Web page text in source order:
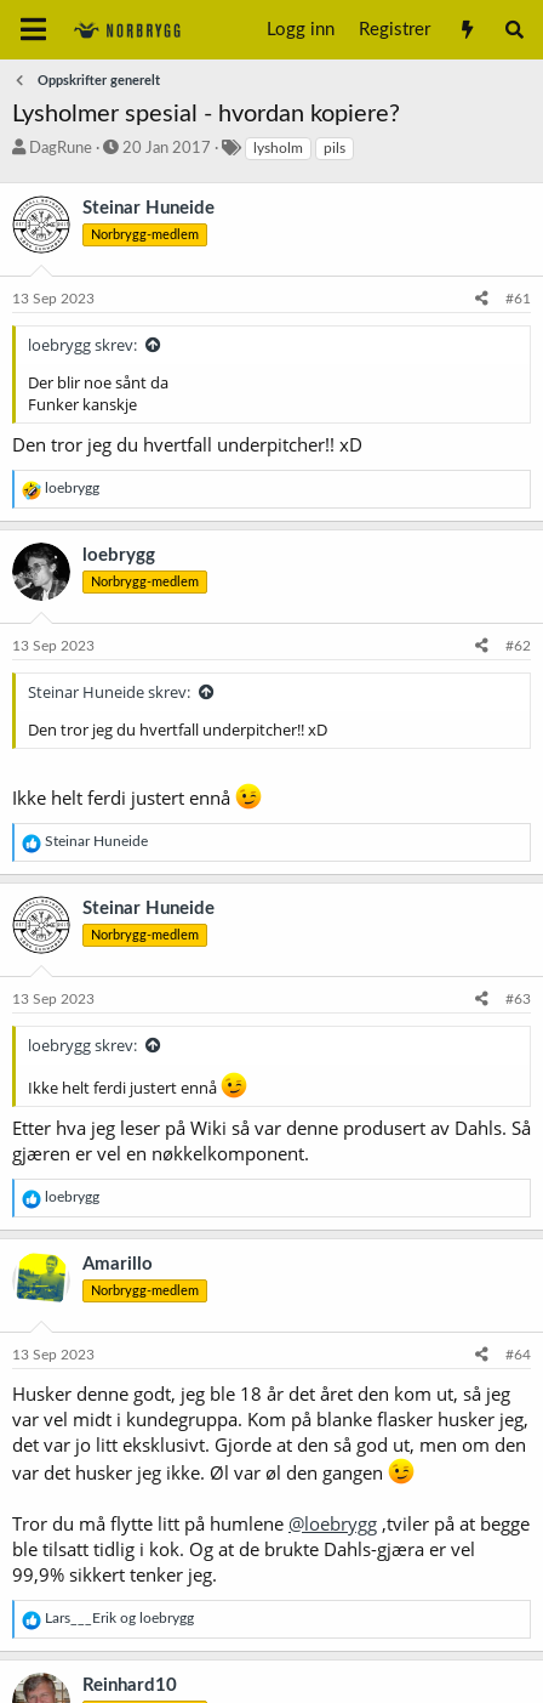
Logg inn Registrer
Oppskrifter generelt
Lysholmer spesial - hvordan kopiere?
T
d
s
t
a
r
e
DagRune
S
r
t
a
20 Jan 2017
r
lysholm pils
Steinar Huneide
Norbrygg-medlem
13 Sep 2023 #61
loebrygg skrev:
Der blir noe sånt da
Funker kanskje
Den tror jeg du hvertfall underpitcher!! xD
R
e
a
k
s
j
o
e
loebrygg
loebrygg
Norbrygg-medlem
13 Sep 2023 #62
Steinar Huneide skrev:
Den tror jeg du hvertfall underpitcher!! xD
Ikke helt ferdi justert ennå
R
e
a
k
s
j
o
e
Steinar Huneide
Steinar Huneide
Norbrygg-medlem
13 Sep 2023 #63
loebrygg skrev:
Ikke helt ferdi justert ennå
Etter hva jeg leser på Wiki så var denne produsert av Dahls. Så
gjæren er vel en nøkkelkomponent.
R
e
a
k
s
j
e
:
loebrygg
Amarillo
Norbrygg-medlem
13 Sep 2023 #64
Husker denne godt, jeg ble 18 år det året den kom ut, så jeg
var vel midt i kundegruppa. Kom på blanke flasker husker jeg,
det var jo litt eksklusivt. Gjorde at den så god ut, men om den
var det husker jeg ikke. Øl var øl den gangen
Tror du må flytte litt på humlene @loebrygg ,tviler på at begge
ble tilsatt tidlig i kok. Og at de brukte Dahls-gjæra er vel
99,9% sikkert tenker jeg.
R
e
a
k
s
Lars___Erik og loebrygg
Reinhard10